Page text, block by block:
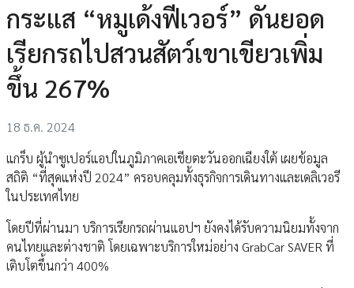
กระแส “หมูเด้งฟีเวอร์” ดันยอด
เรียกรถไปสวนสัตว์เขาเขียวเพิ่ม
ขึ้น 267%
18 ธ.ค. 2024
แกร็บ ผู้นำซูเปอร์แอปในภูมิภาคเอเชียตะวันออกเฉียงใต้ เผยข้อมูล
สถิติ “ที่สุดแห่งปี 2024” ครอบคลุมทั้งธุรกิจการเดินทางและเดลิเวอรี
ในประเทศไทย
โดยปีที่ผ่านมา บริการเรียกรถผ่านแอปฯ ยังคงได้รับความนิยมทั้งจาก
คนไทยและต่างชาติ โดยเฉพาะบริการใหม่อย่าง GrabCar SAVER ที่
เติบโตขึ้นกว่า 400%